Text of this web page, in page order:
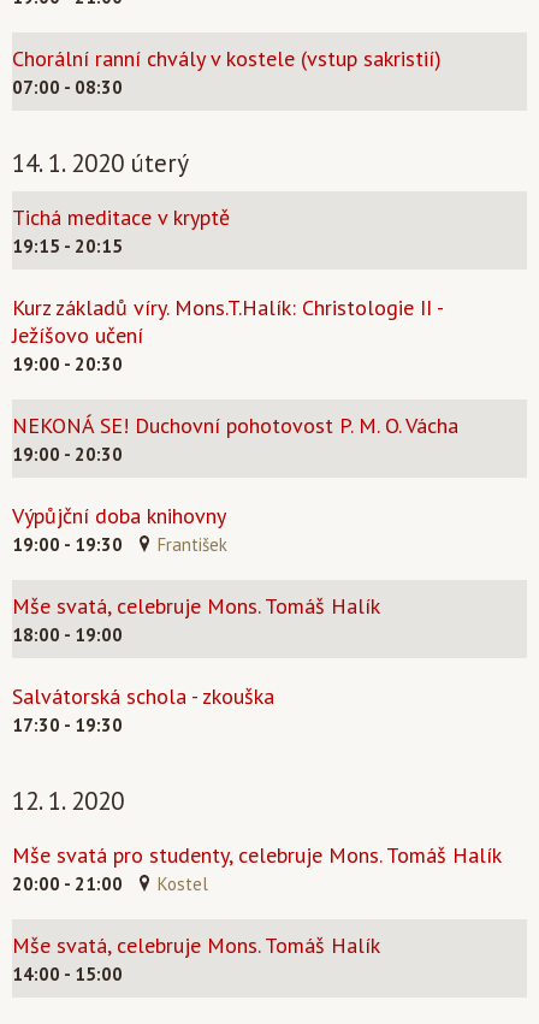
Chorální ranní chvály v kostele (vstup sakristií)
07:00 - 08:30
14. 1. 2020 úterý
Tichá meditace v kryptě
19:15 - 20:15
Kurz základů víry. Mons.T.Halík: Christologie II -
Ježíšovo učení
19:00 - 20:30
NEKONÁ SE! Duchovní pohotovost P. M. O. Vácha
19:00 - 20:30
Výpůjční doba knihovny
19:00 - 19:30 František
Mše svatá, celebruje Mons. Tomáš Halík
18:00 - 19:00
Salvátorská schola - zkouška
17:30 - 19:30
12. 1. 2020
Mše svatá pro studenty, celebruje Mons. Tomáš Halík
20:00 - 21:00 Kostel
Mše svatá, celebruje Mons. Tomáš Halík
14:00 - 15:00